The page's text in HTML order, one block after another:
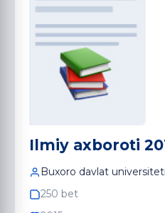
Ilmiy axboroti
Buxoro davlat universiteti
250 bet